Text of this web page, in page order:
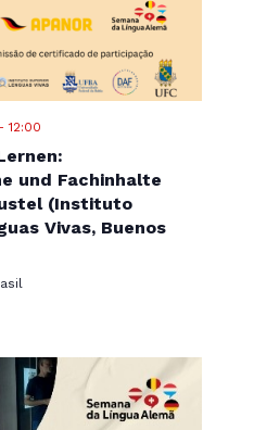
-12:00
und Fachinhalte
(Instituto
Vivas, Buenos